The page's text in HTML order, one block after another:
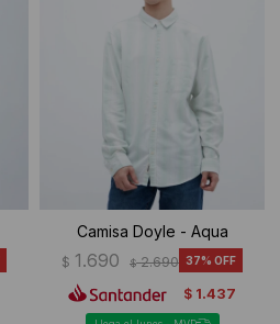
Camisa Doyle - Aqua
$ 1.690 $ 2.690 37
$ 1.437